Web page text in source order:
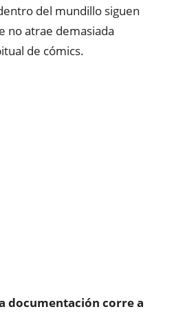
del mundillo siguen
no atrae demasiada
de cómics.
documentación corre a